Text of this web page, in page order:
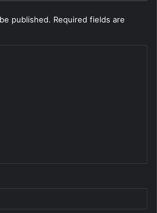
published. Required fields are